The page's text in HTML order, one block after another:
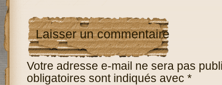
Laisser un commentaire
Votre adresse e-mail ne sera pas
obligatoires sont indiqués avec *